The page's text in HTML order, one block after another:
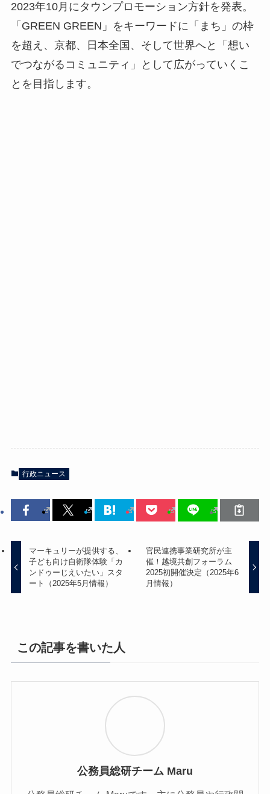
2023年10月にタウンプロモーション方針を発表。
「GREEN GREEN」をキーワードに「まち」の枠
を超え、京都、日本全国、そして世界へと「想い
でつながるコミュニティ」として広がっていくこ
とを目指します。
行政ニュース
マーキュリーが提供する、
子ども向け自衛隊体験「カ
ンドゥーじえいたい」スタ
ート（2025年5月情報）
官民連携事業研究所が主
催！越境共創フォーラム
2025初開催決定（2025年6
月情報）
この記事を書いた人
公務員総研チーム Maru